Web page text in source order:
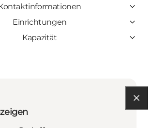
Einrichtungen
Kapazität